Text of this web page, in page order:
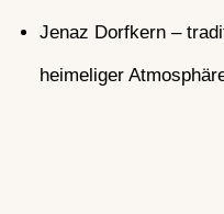
Jenaz Dorfkern –
heimeliger